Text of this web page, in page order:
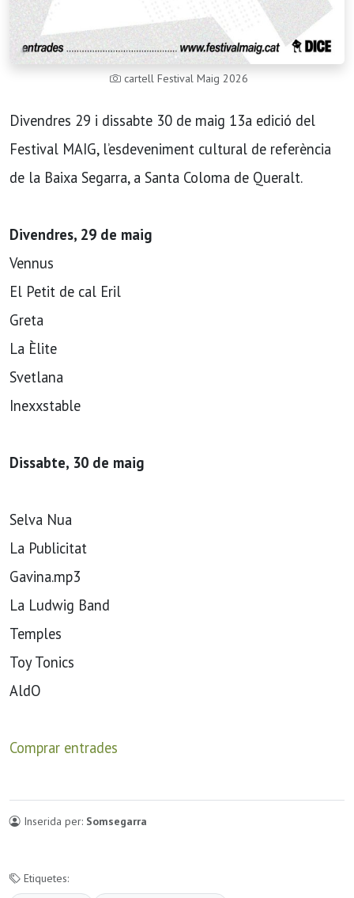
cartell Festival Maig 2026
Divendres 29 i dissabte 30 de maig 13a edició del
Festival MAIG, l’esdeveniment cultural de referència
de la Baixa Segarra, a Santa Coloma de Queralt.
Divendres, 29 de maig
Vennus
El Petit de cal Eril
Greta
La Èlite
Svetlana
Inexxstable
Dissabte, 30 de maig
Selva Nua
La Publicitat
Gavina.mp3
La Ludwig Band
Temples
Toy Tonics
AldO
Comprar entrades
Inserida per: Somsegarra
Etiquetes: